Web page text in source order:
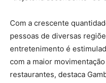
Com a crescente
pessoas de diversas
entretenimento é
com a maior
restaurantes, destaca